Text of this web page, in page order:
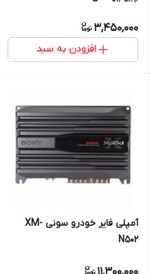
3,450,000
افزودن به سبد
آمپلی فایر خودرو سونی XM-
N502